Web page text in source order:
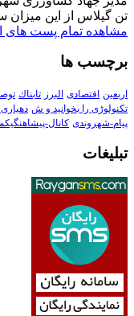
تن گیلاس از این
مشاهده تمام پست های
برچسب ها
اربعین اقتصادی البرز تابناك
تکنولوڑی را بخوانید و ش
پیام-شهروندی کانال-
تبلیغات